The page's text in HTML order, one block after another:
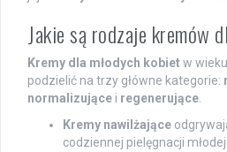
Jakie są rodzaje kremów
Kremy dla młodych kobietw
podzielić na trzy główne kategorie:
normalizujące i regenerujące.
Kremy nawilżające
codziennej pielęgnacji młodej